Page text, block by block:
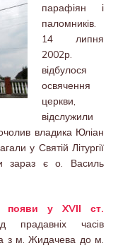
парафіян і
паломників.
14 липня
2002р.
відбулося
освячення
церкви,
відслужили
владика Юліан
у Святій Літургії
зараз є о. Василь
появи у XVІІ ст.
прадавнiх часiв
з м. Жидачева до м.